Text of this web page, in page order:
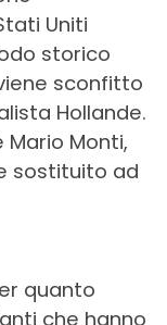
Uniti
storico
sconfitto
Hollande.
Mario Monti,
sostituito ad
quanto
che hanno